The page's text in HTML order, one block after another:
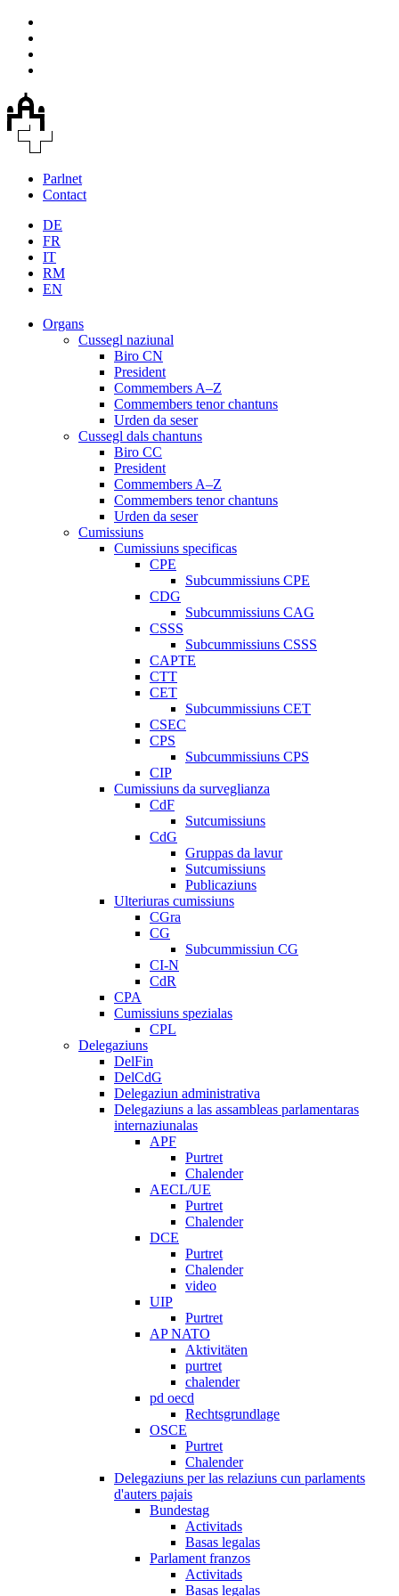
Parlnet
Contact
DE
FR
IT
RM
EN
Organs
Cussegl naziunal
Biro CN
President
Commembers A–Z
Commembers tenor chantuns
Urden da seser
Cussegl dals chantuns
Biro CC
President
Commembers A–Z
Commembers tenor chantuns
Urden da seser
Cumissiuns
Cumissiuns specificas
CPE
Subcummissiuns CPE
CDG
Subcummissiuns CAG
CSSS
Subcummissiuns CSSS
CAPTE
CTT
CET
Subcummissiuns CET
CSEC
CPS
Subcummissiuns CPS
CIP
Cumissiuns da surveglianza
CdF
Sutcumissiuns
CdG
Gruppas da lavur
Sutcumissiuns
Publicaziuns
Ulteriuras cumissiuns
CGra
CG
Subcummissiun CG
CI-N
CdR
CPA
Cumissiuns spezialas
CPL
Delegaziuns
DelFin
DelCdG
Delegaziun administrativa
Delegaziuns a las assambleas parlamentaras
internaziunalas
APF
Purtret
Chalender
AECL/UE
Purtret
Chalender
DCE
Purtret
Chalender
video
UIP
Purtret
AP NATO
Aktivitäten
purtret
chalender
pd oecd
Rechtsgrundlage
OSCE
Purtret
Chalender
Delegaziuns per las relaziuns cun parlaments
d'auters pajais
Bundestag
Activitads
Basas legalas
Parlament franzos
Activitads
Basas legalas